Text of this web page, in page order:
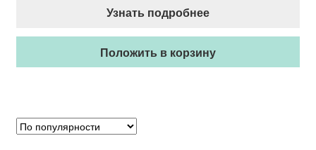
Узнать подробнее
Положить в корзину